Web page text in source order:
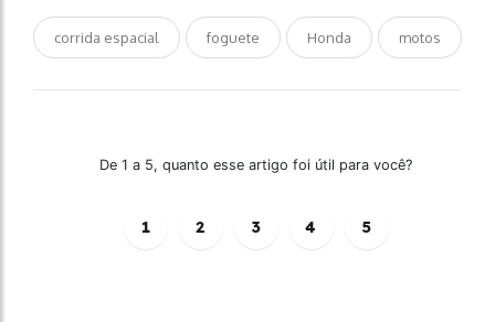
corrida espacial foguete Honda motos
De 1 a 5, quanto esse artigo foi útil para você?
1 2 3 4 5